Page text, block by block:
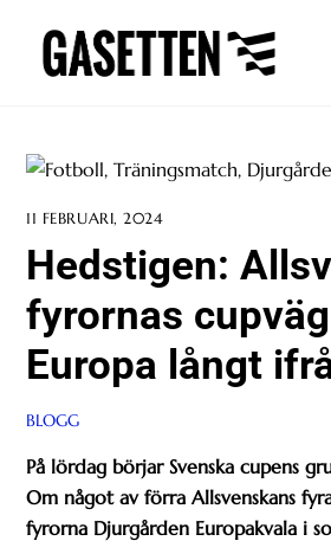
content
11 FEBRUARI, 2024
Hedstigen:
fyrornas
Europa långt
BLOGG
På lördag börjar Svenska cupens
Om något av förra Allsvenskans
fyrorna Djurgården Europakvala i